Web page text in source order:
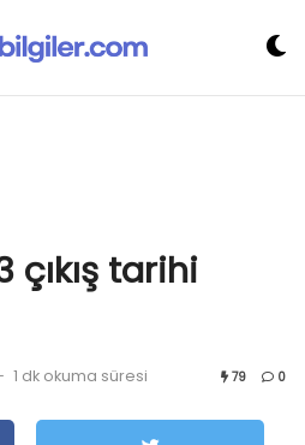
çıkış tarihi
1 dk okuma süresi 79 0